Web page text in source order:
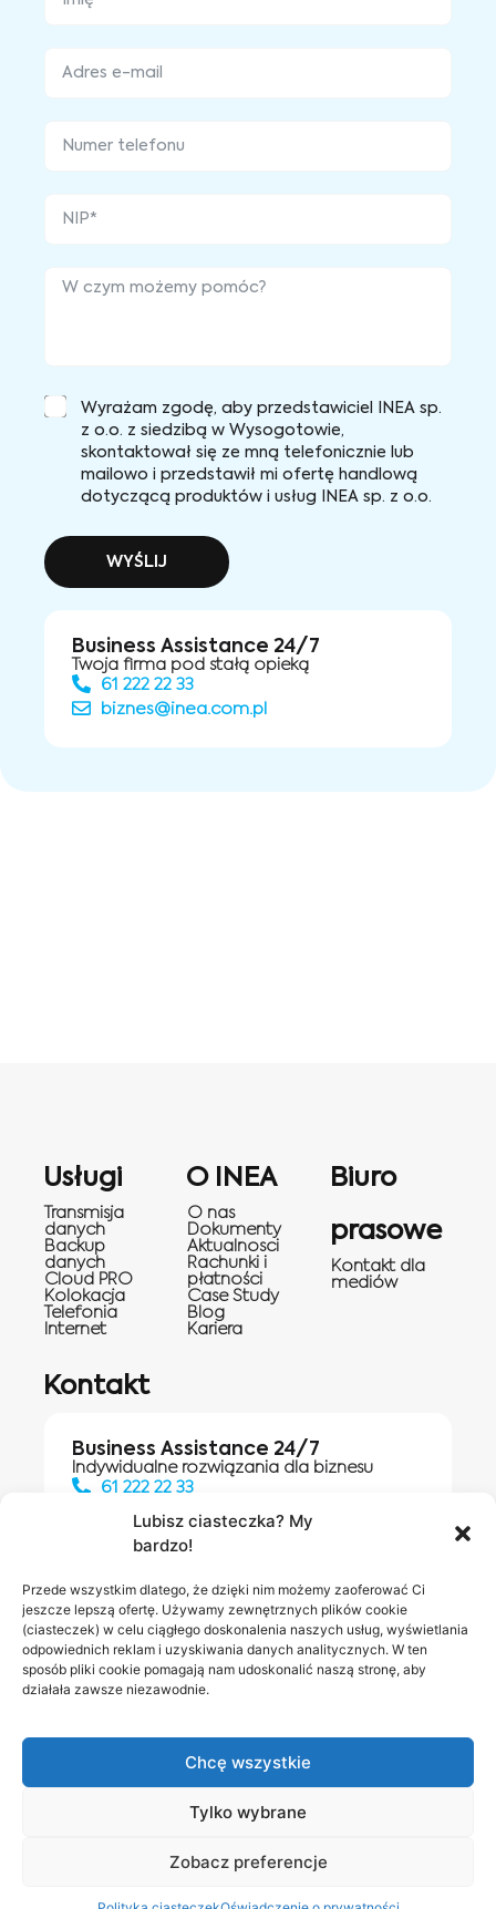
Lubisz ciasteczka? My
bardzo!
Przede wszystkim dlatego, że dzięki nim możemy zaoferować Ci
jeszcze lepszą ofertę. Używamy zewnętrznych plików cookie
(ciasteczek) w celu ciągłego doskonalenia naszych usług, wyświetlania
odpowiednich reklam i uzyskiwania danych analitycznych. W ten
sposób pliki cookie pomagają nam udoskonalić naszą stronę, aby
działała zawsze niezawodnie.
Chcę wszystkie
Tylko wybrane
Zobacz preferencje
Wyrażam zgodę, aby przedstawiciel INEA sp.
z o.o. z siedzibą w Wysogotowie,
skontaktował się ze mną telefonicznie lub
mailowo i przedstawił mi ofertę handlową
dotyczącą produktów i usług INEA sp. z o.o.
WYŚLIJ
Business Assistance 24/7
Twoja firma pod stałą opieką
61 222 22 33
biznes@inea.com.pl
Usługi
Transmisja
danych
Backup
danych
Cloud PRO
Kolokacja
Telefonia
Internet
O INEA
O nas
Dokumenty
Aktualnosci
Rachunki i
płatności
Case Study
Blog
Kariera
Biuro
prasowe
Kontakt dla
mediów
Kontakt
Business Assistance 24/7
Indywidualne rozwiązania dla biznesu
61 222 22 33
Salony INEA
Napisz do
Polityka prywatnościRODO w INEABezpieczeństwo